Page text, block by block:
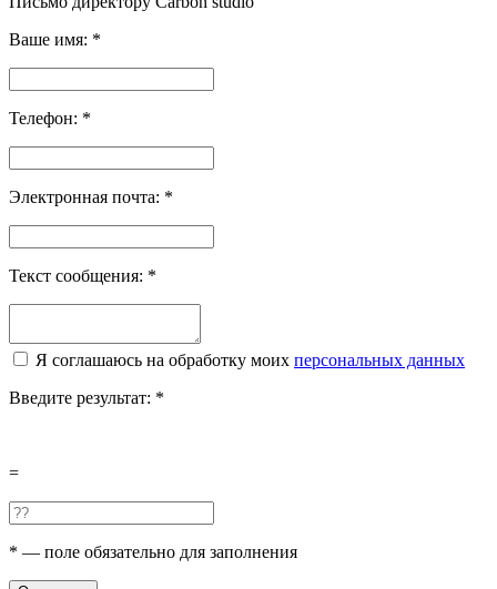
Ваше имя: *
Телефон: *
Электронная почта: *
Текст сообщения: *
Я соглашаюсь на обработку моих персональных данных
Введите результат: *
=
* — поле обязательно для заполнения